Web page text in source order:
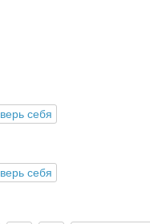
себя
себя